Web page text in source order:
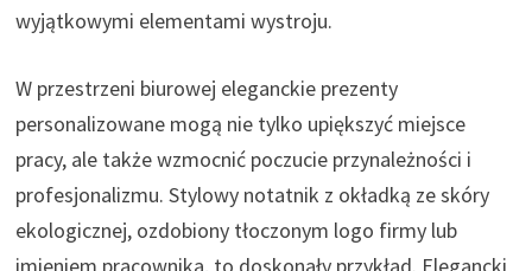
wyjątkowymi elementami wystroju.
W przestrzeni biurowej eleganckie prezenty
personalizowane mogą nie tylko upiększyć miejsce
pracy, ale także wzmocnić poczucie przynależności i
profesjonalizmu. Stylowy notatnik z okładką ze skóry
ekologicznej, ozdobiony tłoczonym logo firmy lub
imieniem pracownika, to doskonały przykład. Elegancki